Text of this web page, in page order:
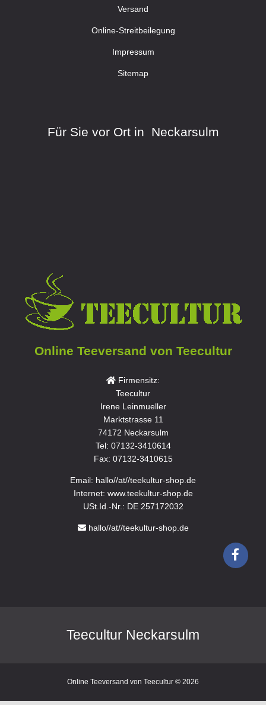
Versand
Online-Streitbeilegung
Impressum
Sitemap
Für Sie vor Ort in Neckarsulm
Online Teeversand von Teecultur
Firmensitz:
Teecultur
Irene Leinmueller
Marktstrasse 11
74172 Neckarsulm
Tel: 07132-3410614
Fax: 07132-3410615
Email: hallo//at//teekultur-shop.de
Internet: www.teekultur-shop.de
USt.Id.-Nr.: DE 257172032
hallo//at//teekultur-shop.de
Teecultur Neckarsulm
Online Teeversand von Teecultur © 2026